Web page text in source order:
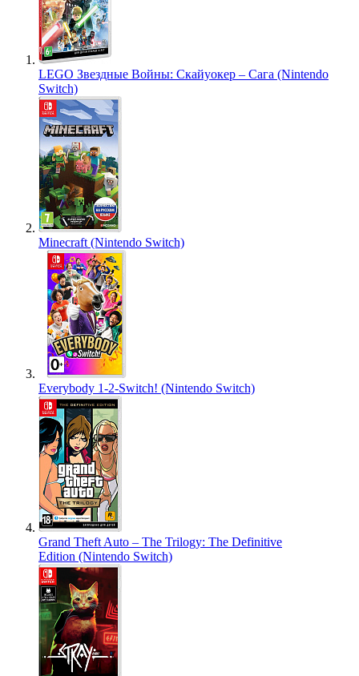
LEGO Звездные Войны: Скайуокер – Сага (Nintendo
Switch)
Minecraft (Nintendo Switch)
Everybody 1-2-Switch! (Nintendo Switch)
Grand Theft Auto – The Trilogy: The Definitive
Edition (Nintendo Switch)